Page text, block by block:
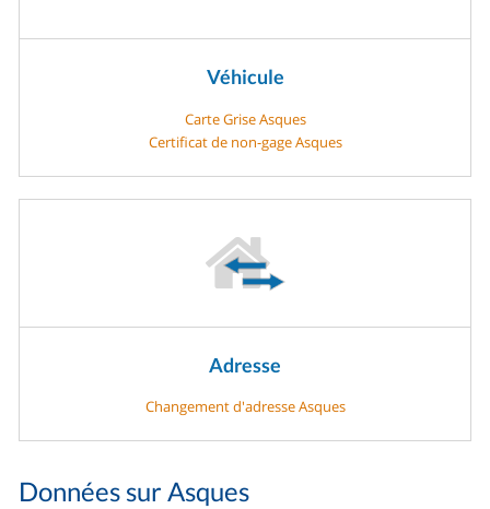
Véhicule
Carte Grise Asques
Certificat de non-gage Asques
Adresse
Changement d'adresse Asques
Données sur Asques